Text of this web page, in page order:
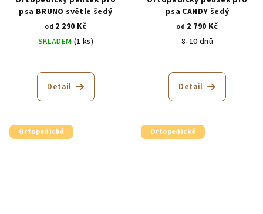
psa BRUNO světle šedý
od 2 290 Kč
SKLADEM (1 ks)
hodnocení
produktu
hvězdiček.
Detail
psa CANDY šedý
od 2 790 Kč
8-10 dnů
hodnocení
produktu
hvězdiček.
Detail
Ortopedické Ortopedické